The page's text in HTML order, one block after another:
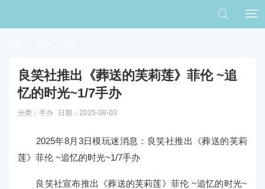


良笑社推出《葬送的芙莉莲》菲伦 ~追
忆的时光~1/7手办
分类： 手办 日期：2025-08-03
2025年8月3日模玩迷消息： 良笑社推出《葬送的芙莉
莲》菲伦 ~追忆的时光~1/7手办
良笑社宣布推出《葬送的芙莉莲》菲伦 ~追忆的时光~